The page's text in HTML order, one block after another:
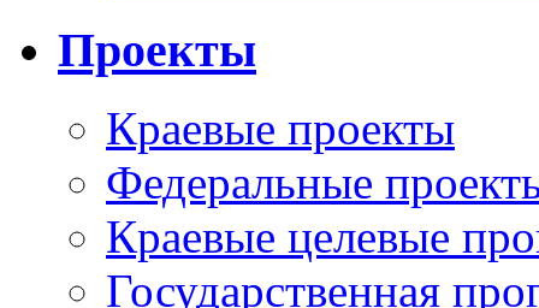
Проекты
Краевые проекты
Федеральные
Краевые целевые
Государственная